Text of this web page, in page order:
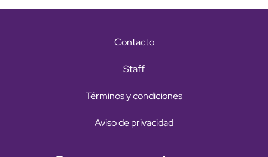
Contacto
Staff
Términos y condiciones
Aviso de privacidad